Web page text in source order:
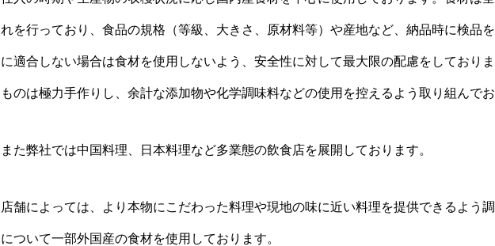
れを行っており、食品の規格（等級、大きさ、原材料等）や産地など、納品時に検品
に適合しない場合は食材を使用しないよう、安全性に対して最大限の配慮をしており
ものは極力手作りし、余計な添加物や化学調味料などの使用を控えるよう取り組んで
また弊社では中国料理、日本料理など多業態の飲食店を展開しております。
店舗によっては、より本物にこだわった料理や現地の味に近い料理を提供できるよう
について一部外国産の食材を使用しております。